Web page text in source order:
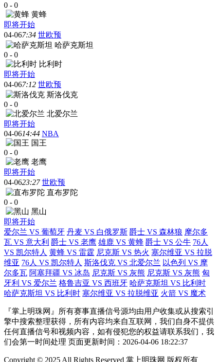
0 - 0
黄蜂
即将开始
04-067:34 世欧预
哈萨克斯坦
0 - 0
比利时
即将开始
04-067:12 世欧预
斯洛伐克
0 - 0
北爱尔兰
即将开始
04-0614:44 NBA
国王
0 - 0
老鹰
即将开始
04-0623:27 世欧预
直布罗陀
0 - 0
黑山
即将开始
爱尔兰 VS 葡萄牙 丹麦 VS 白俄罗斯 爵士 VS 森林狼 摩尔多
瓦 VS 意大利 爵士 VS 老鹰 雄鹿 VS 黄蜂 爵士 VS 公牛 76人
VS 凯尔特人 黄蜂 VS 雷霆 尼克斯 VS 热火 塞尔维亚 VS 拉脱
维亚 76人 VS 凯尔特人 斯洛伐克 VS 北爱尔兰 以色列 VS 摩
尔多瓦 阿塞拜疆 VS 冰岛 尼克斯 VS 灰熊 尼克斯 VS 灰熊 匈
牙利 VS 爱尔兰 格鲁吉亚 VS 西班牙 哈萨克斯坦 VS 比利时
哈萨克斯坦 VS 比利时 塞尔维亚 VS 拉脱维亚 火箭 VS 魔术
『掌上明珠网』所有赛事直播信号源均由用户收集或从搜索引
擎中搜索整理获得，所有内容均来自互联网，我们自身不提供
任何直播信号和视频内容，如有侵犯您的权益请联系我们，我
们会第一时间处理 页面更新时间：2026-04-06 18:22:37
Copyright © 2025 All Rights Reserved 掌上明珠网 版权所有